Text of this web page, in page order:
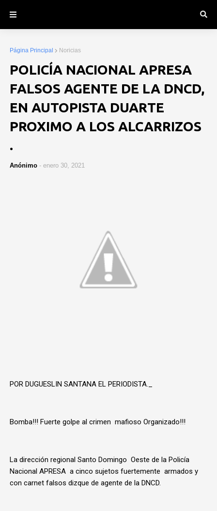
Página Principal Noricias
POLICÍA NACIONAL APRESA
FALSOS AGENTE DE LA DNCD,
EN AUTOPISTA DUARTE
PROXIMO A LOS ALCARRIZOS
.
Anónimo - enero 30, 2021
POR DUGUESLIN SANTANA EL PERIODISTA._
Bomba!!! Fuerte golpe al crimen mafioso Organizado!!!
La dirección regional Santo Domingo Oeste de la Policía
Nacional APRESA a cinco sujetos fuertemente armados y
con carnet falsos dizque de agente de la DNCD.